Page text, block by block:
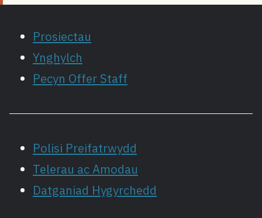
Prosiectau
Ynghylch
Pecyn Offer Staff
Polisi Preifatrwydd
Telerau ac Amodau
Datganiad Hygyrchedd